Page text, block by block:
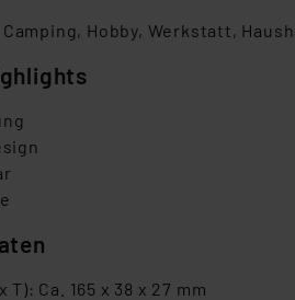
Hobby, Werkstatt,
T): Ca. 165 x 38 x 27 mm